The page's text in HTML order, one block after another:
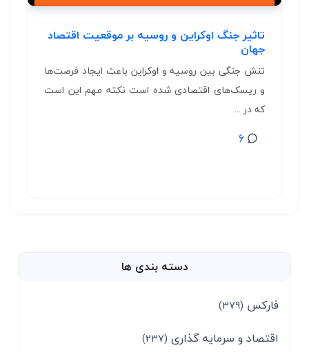
تاثیر جنگ اوکراین و روسیه بر موقعیت اقتصاد
جهان
تنش جنگی بین روسیه و اوکراین باعث ایجاد فرصت‌‌‌‌ها
و ریسک‌های اقتصادی شده است نکته مهم این است
که در ...
6
دسته بندی ها
فارکس (379)
اقتصاد و سرمایه گذاری (237)